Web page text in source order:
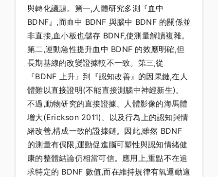
與轉化議題。第一,人體研究多測『血中
BDNF』,而血中 BDNF 與腦中 BDNF 的關係並
非直接,血小板也儲存 BDNF,使測量解讀複雜。
第二,運動急性提升血中 BDNF 的效應明確,但
長期基線的改變證據較不一致。第三,從
『BDNF 上升』到『認知改善』的因果鏈,在人
體難以直接證明(不能直接測腦中神經新生)。
不過,動物研究的直接證據、人體影像的海馬體
增大(Erickson 2011)、以及行為上的認知與情
緒改善,構成一致的證據鏈。因此,雖然 BDNF
的測量有侷限,運動促進腦可塑性與認知情緒健
康的整體結論仍相當可信。應用上,重點不在追
求特定的 BDNF 數值,而在維持規律有氧運動這